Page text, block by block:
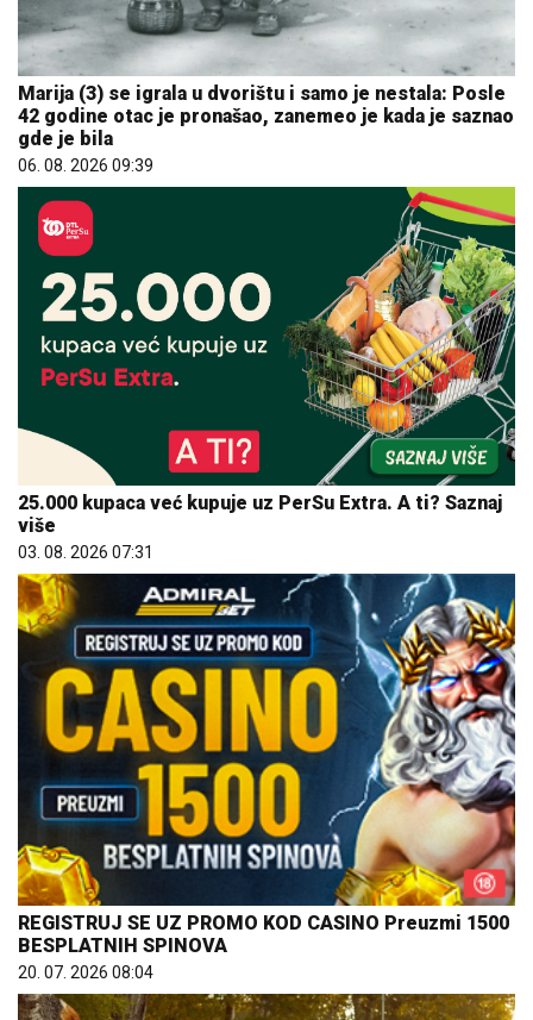
Marija (3) se igrala u dvorištu i samo je nestala: Posle
42 godine otac je pronašao, zanemeo je kada je saznao
gde je bila
06. 08. 2026 09:39
25.000 kupaca već kupuje uz PerSu Extra. A ti? Saznaj
više
03. 08. 2026 07:31
REGISTRUJ SE UZ PROMO KOD CASINO Preuzmi 1500
BESPLATNIH SPINOVA
20. 07. 2026 08:04